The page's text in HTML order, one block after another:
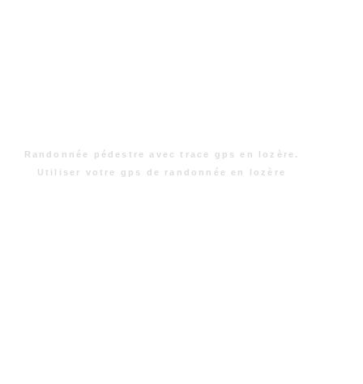
Randonnée pédestre avec trace gps en lozère.
Utiliser votre gps de randonnée en lozère